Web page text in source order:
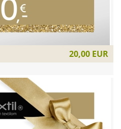
20,00 EUR